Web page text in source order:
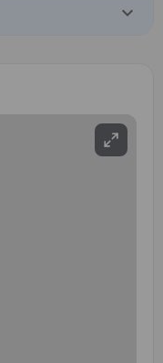
keyboard_arrow_down